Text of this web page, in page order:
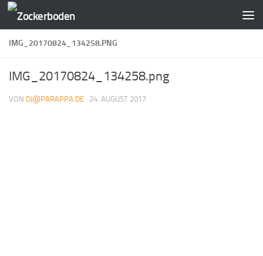
Zum Inhalt springen
IMG_20170824_134258.PNG
IMG_20170824_134258.png
VON DJ@PARAPPA.DE · 24. AUGUST 2017